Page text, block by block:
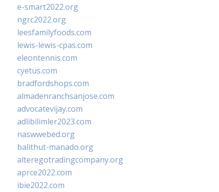
e-smart2022.org
ngrc2022.org
leesfamilyfoods.com
lewis-lewis-cpas.com
eleontennis.com
cyetus.com
bradfordshops.com
almadenranchsanjose.com
advocatevijay.com
adlibilimler2023.com
naswwebed.org
balithut-manado.org
alteregotradingcompany.org
aprce2022.com
ibie2022.com